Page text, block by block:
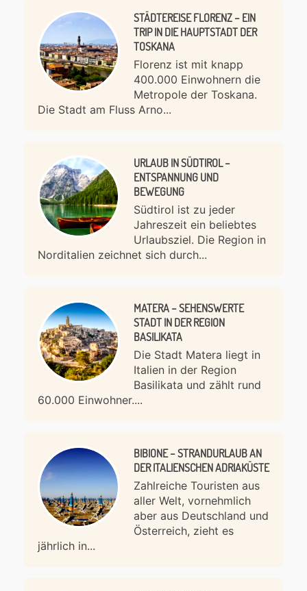
STÄDTEREISE FLORENZ – EIN
TRIP IN DIE HAUPTSTADT DER
TOSKANA
Florenz ist mit knapp
400.000 Einwohnern die
Metropole der Toskana.
Die Stadt am Fluss Arno...
URLAUB IN SÜDTIROL –
ENTSPANNUNG UND
BEWEGUNG
Südtirol ist zu jeder
Jahreszeit ein beliebtes
Urlaubsziel. Die Region in
Norditalien zeichnet sich durch...
MATERA – SEHENSWERTE
STADT IN DER REGION
BASILIKATA
Die Stadt Matera liegt in
Italien in der Region
Basilikata und zählt rund
60.000 Einwohner....
BIBIONE – STRANDURLAUB AN
DER ITALIENSCHEN ADRIAKÜSTE
Zahlreiche Touristen aus
aller Welt, vornehmlich
aber aus Deutschland und
Österreich, zieht es
jährlich in...